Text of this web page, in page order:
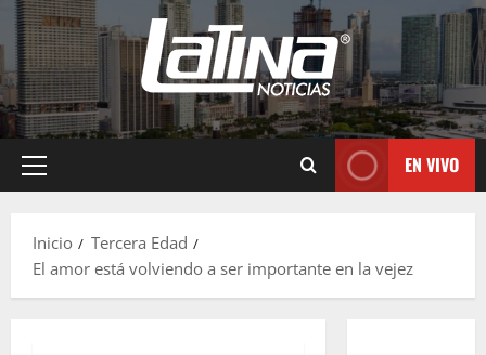
EN VIVO
Inicio
Tercera Edad
El amor está volviendo a ser importante en la vejez